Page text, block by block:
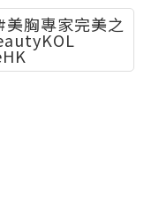
胸專家完美之